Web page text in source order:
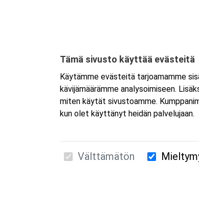
Kyseessä on etäkoulutus.
tai mobiililaitteelle erikseen.
Tarkemmat ohjeet lähetetään
Suomen Ensiapukoulutus Oy /
Tämä sivusto käyttää evästeitä
Käytämme evästeitä tarjoamamme
kävijämäärämme analysoimiseen.
miten käytät sivustoamme.
kun olet käyttänyt heidän palvelujaan.
Välttämätön